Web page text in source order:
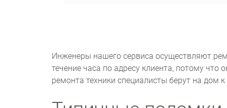
Инженеры нашего сервиса осуществляют
течение часа по адресу клиента, потому
ремонта техники специалисты берут на дом к